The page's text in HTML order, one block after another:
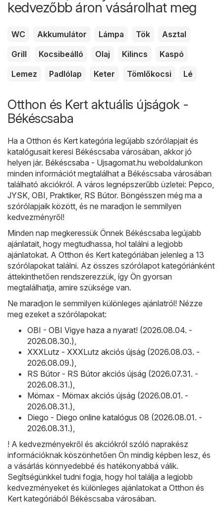
kedvezőbb áron vásárolhat meg
WC Akkumulátor Lámpa Tök
Asztal
Grill
Kocsibeálló Olaj Kilincs
Kaspó
Lemez
Padlólap Keter Tömlőkocsi Lé
Otthon és Kert aktuális újságok -
Békéscsaba
Ha a Otthon és Kert kategória legújabb szórólapjait és
katalógusait keresi Békéscsaba városában, akkor jó
helyen jár. Békéscsaba - Ujsagomat.hu weboldalunkon
minden információt megtalálhat a Békéscsaba városában
található akciókról. A város legnépszerűbb üzletei: Pepco,
JYSK, OBI, Praktiker, RS Bútor. Böngésszen még ma a
szórólapjaik között, és ne maradjon le semmilyen
kedvezményről!
Minden nap megkeressük Önnek Békéscsaba legújabb
ajánlatait, hogy megtudhassa, hol találni a legjobb
ajánlatokat. A Otthon és Kert kategóriában jelenleg a 13
szórólapokat találni. Az összes szórólapot kategóriánként
áttekinthetően rendszerezzük, így Ön gyorsan
megtalálhatja, amire szüksége van.
Ne maradjon le semmilyen különleges ajánlatról! Nézze
meg ezeket a szórólapokat:
OBI - OBI Vigye haza a nyarat! (2026.08.04. -
2026.08.30.),
XXXLutz - XXXLutz akciós újság (2026.08.03. -
2026.08.09.),
RS Bútor - RS Bútor akciós újság (2026.07.31. -
2026.08.31.),
Mömax - Mömax akciós újság (2026.08.01. -
2026.08.31.),
Diego - Diego online katalógus 08 (2026.08.01. -
2026.08.31.),
! A kedvezményekről és akciókról szóló naprakész
információknak köszönhetően Ön mindig képben lesz, és
a vásárlás könnyedebbé és hatékonyabbá válik.
Segítségünkkel tudni fogja, hogy hol találja a legjobb
kedvezményeket és különleges ajánlatokat a Otthon és
Kert kategóriából Békéscsaba városában.